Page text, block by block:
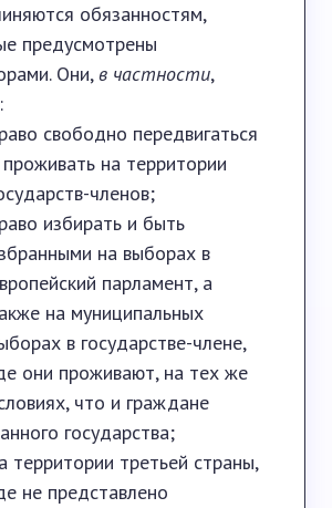
обязанностям,
предусмотрены
Они,в частности,
свободно передвигаться
на территории
членов;
избирать и быть
на выборах в
парламент, а
на муниципальных
в государстве-члене,
они проживают, на тех же
что и граждане
государства;
территории третьей страны,
не представлено